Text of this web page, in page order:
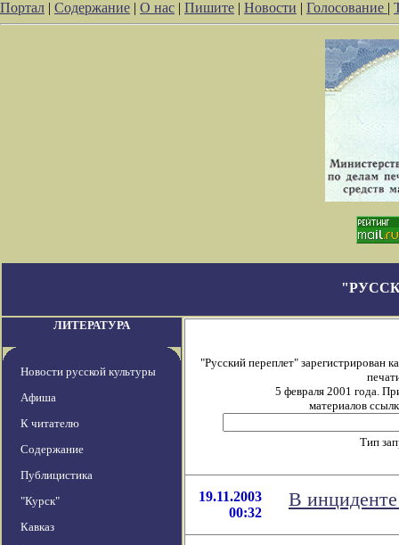
Портал | Содержание | О нас | Пишите | Новости | Голосование |
ЛИТЕРАТУРА
Новости русской культуры
Афиша
К читателю
Содержание
Публицистика
"Курск"
Кавказ
"Русский переплет" зарегистрирован
5 февраля 2001 года.
материалов
Тип
19.11.2003
00:32
В